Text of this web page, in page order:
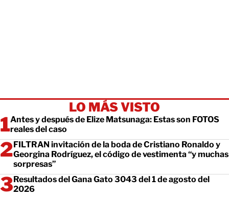
LO MÁS VISTO
Antes y después de Elize Matsunaga: Estas son FOTOS
reales del caso
FILTRAN invitación de la boda de Cristiano Ronaldo y
Georgina Rodríguez, el código de vestimenta “y muchas
sorpresas”
Resultados del Gana Gato 3043 del 1 de agosto del
2026